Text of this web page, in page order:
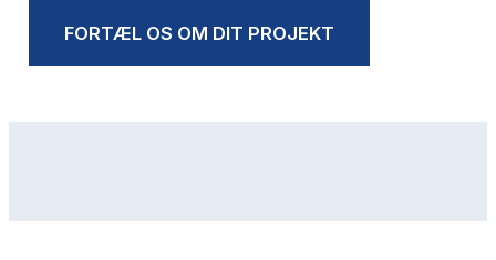
FORTÆL OS OM DIT PROJEKT